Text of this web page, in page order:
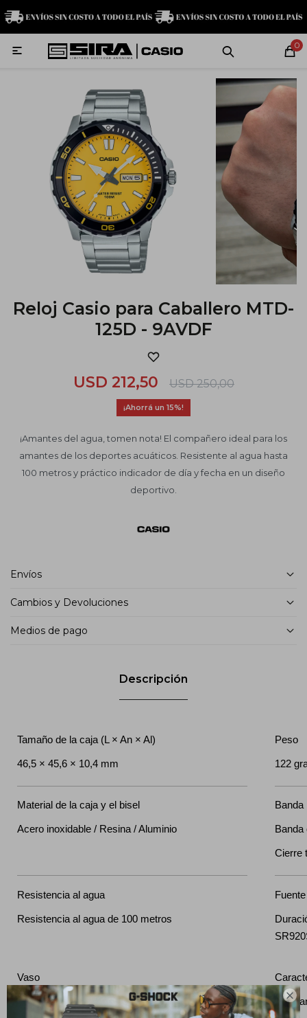

0

Reloj Casio para Caballero MTD-
125D - 9AVDF
USD 212,50 USD 250,00
15
¡Amantes del agua, tomen nota! El compañero ideal para los
amantes de los deportes acuáticos. Resistente al agua hasta
100 metros y práctico indicador de día y fecha en un diseño
deportivo.
Envíos
Cambios y Devoluciones
Medios de pago
Descripción
Tamaño de la caja (L × An × Al)
46,5 × 45,6 × 10,4 mm
Peso
122
Material de la caja y el bisel
Acero inoxidable / Resina / Aluminio
Banda
Banda
Cierre
Resistencia al agua
Resistencia al agua de 100 metros
Vaso
Cristal mineral Bisel
MI CUENTA
Relojes Servicio técnico Contacto
Baby-G
Edifice